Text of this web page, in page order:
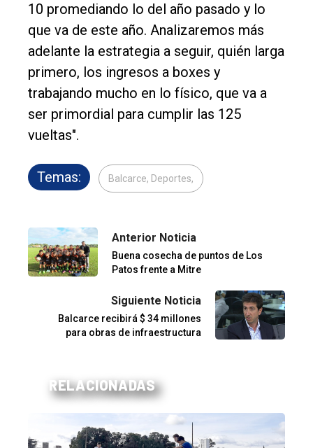
10 promediando lo del año pasado y lo
que va de este año. Analizaremos más
adelante la estrategia a seguir, quién larga
primero, los ingresos a boxes y
trabajando mucho en lo físico, que va a
ser primordial para cumplir las 125
vueltas".
Temas: Balcarce, Deportes,
Anterior Noticia
Buena cosecha de puntos de Los
Patos frente a Mitre
Siguiente Noticia
Balcarce recibirá $ 34 millones
para obras de infraestructura
RELACIONADAS